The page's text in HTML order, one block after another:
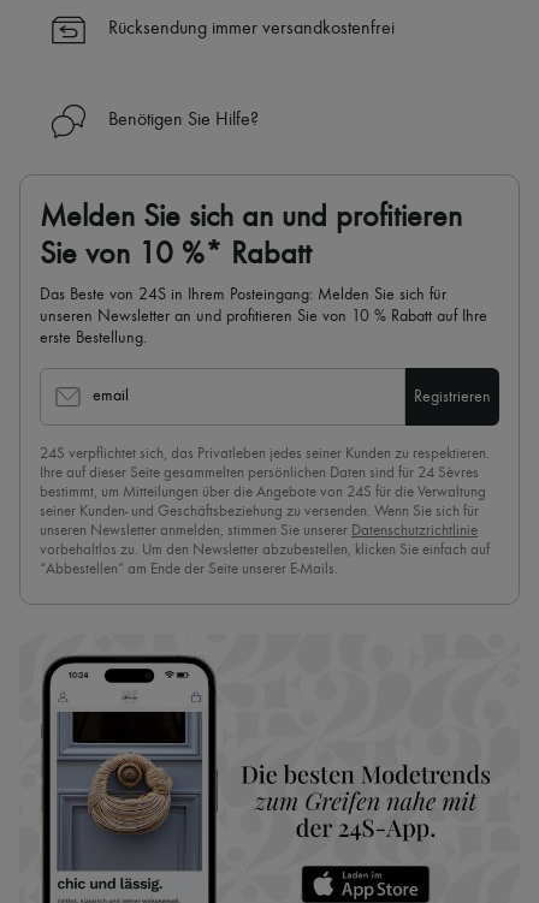
die Uhr (24h/24)
Mehr erfahren über 24S, ein Haus aus der LVMH-Gruppe
Rücksendung immer versandkostenfrei
Benötigen Sie Hilfe?
Melden Sie sich an und profitieren
Sie von 10 %* Rabatt
Das Beste von 24S in Ihrem Posteingang: Melden Sie sich für
unseren Newsletter an und profitieren Sie von 10 % Rabatt auf Ihre
erste Bestellung.
email Registrieren
24S verpflichtet sich, das Privatleben jedes seiner Kunden zu respektieren.
Ihre auf dieser Seite gesammelten persönlichen Daten sind für 24 Sèvres
bestimmt, um Mitteilungen über die Angebote von 24S für die Verwaltung
seiner Kunden- und Geschäftsbeziehung zu versenden. Wenn Sie sich für
unseren Newsletter anmelden, stimmen Sie unserer Datenschutzrichtlinie
vorbehaltlos zu. Um den Newsletter abzubestellen, klicken Sie einfach auf
“Abbestellen” am Ende der Seite unserer E-Mails.